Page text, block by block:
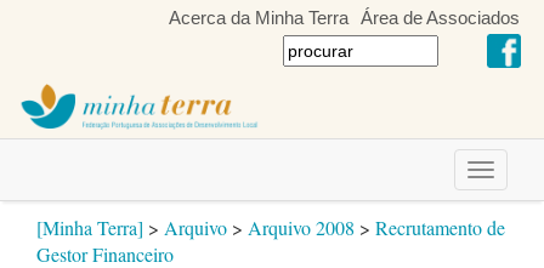
Acerca da Minha Terra Área de Associados
Toggle
[Minha Terra] > Arquivo > Arquivo 2008 > Recrutamento de
Gestor Financeiro